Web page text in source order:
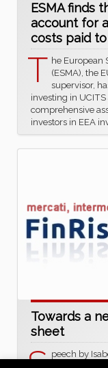
ESMA finds
account for
costs paid
T he European
(ESMA), the
supervisor,
investing in
comprehensive
investors in EEA
Towards a
sheet
peech by